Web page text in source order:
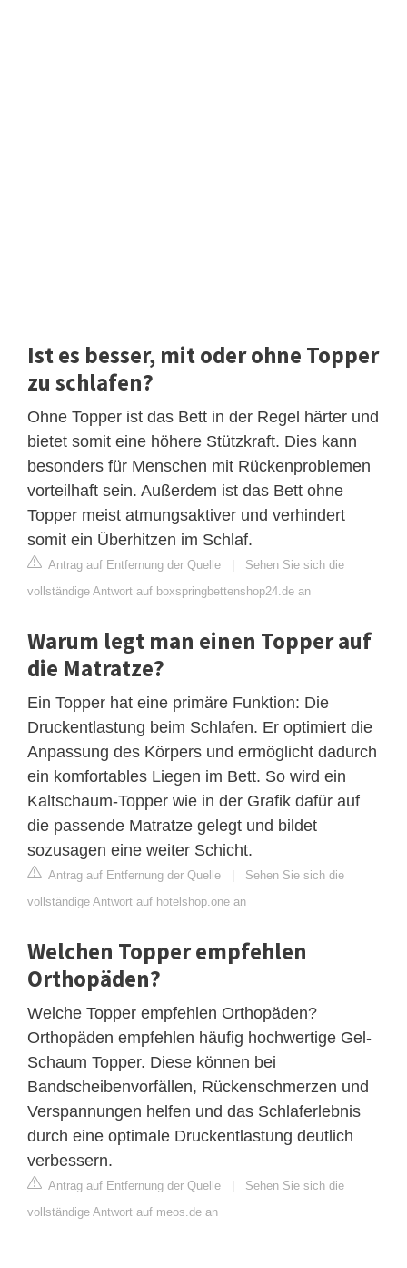
Ist es besser, mit oder ohne Topper
zu schlafen?
Ohne Topper ist das Bett in der Regel härter und
bietet somit eine höhere Stützkraft. Dies kann
besonders für Menschen mit Rückenproblemen
vorteilhaft sein. Außerdem ist das Bett ohne
Topper meist atmungsaktiver und verhindert
somit ein Überhitzen im Schlaf.
Antrag auf Entfernung der Quelle | Sehen Sie sich die
vollständige Antwort auf boxspringbettenshop24.de an
Warum legt man einen Topper auf
die Matratze?
Ein Topper hat eine primäre Funktion: Die
Druckentlastung beim Schlafen. Er optimiert die
Anpassung des Körpers und ermöglicht dadurch
ein komfortables Liegen im Bett. So wird ein
Kaltschaum-Topper wie in der Grafik dafür auf
die passende Matratze gelegt und bildet
sozusagen eine weiter Schicht.
Antrag auf Entfernung der Quelle | Sehen Sie sich die
vollständige Antwort auf hotelshop.one an
Welchen Topper empfehlen
Orthopäden?
Welche Topper empfehlen Orthopäden?
Orthopäden empfehlen häufig hochwertige Gel-
Schaum Topper. Diese können bei
Bandscheibenvorfällen, Rückenschmerzen und
Verspannungen helfen und das Schlaferlebnis
durch eine optimale Druckentlastung deutlich
verbessern.
Antrag auf Entfernung der Quelle | Sehen Sie sich die
vollständige Antwort auf meos.de an